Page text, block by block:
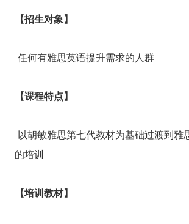
【招生对象】
任何有雅思英语提升需求的人群
【课程特点】
以胡敏雅思第七代教材为基础过渡到雅
的培训
【培训教材】